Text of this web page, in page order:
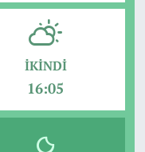
İKINDI
16:05